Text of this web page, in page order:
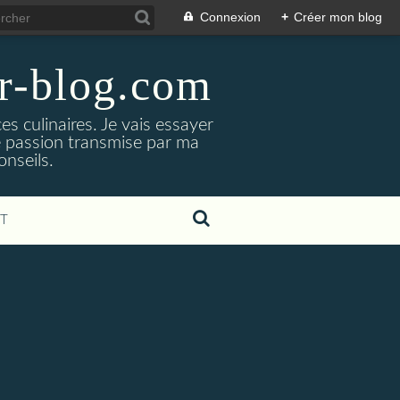
Connexion + Créer mon blog
blog.com
culinaires. Je vais essayer
transmise par ma